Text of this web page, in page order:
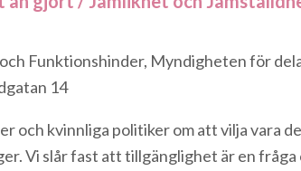
Funktionshinder, Myndigheten för
14
och kvinnliga politiker om att vilja vara
Vi slår fast att tillgänglighet är en fråga